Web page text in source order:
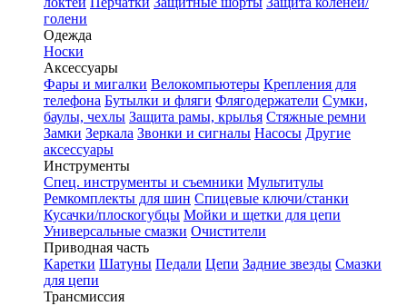
голени
Одежда
Носки
Аксессуары
Фары и мигалки Велокомпьютеры Крепления для
телефона Бутылки и фляги Флягодержатели Сумки,
баулы, чехлы Защита рамы, крылья Стяжные ремни
Замки Зеркала Звонки и сигналы Насосы Другие
аксессуары
Инструменты
Спец. инструменты и съемники Мультитулы
Ремкомплекты для шин Спицевые ключи/станки
Кусачки/плоскогубцы Мойки и щетки для цепи
Универсальные смазки Очистители
Приводная часть
Каретки Шатуны Педали Цепи Задние звезды Смазки
для цепи
Трансмиссия